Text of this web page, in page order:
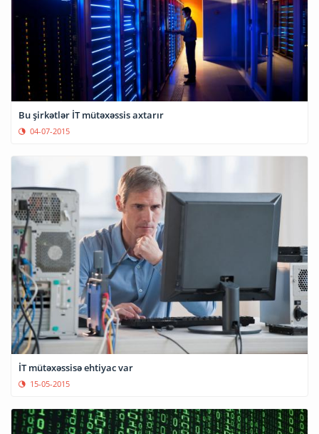
Bu şirkətlər İT mütəxəssis axtarır
04-07-2015
İT mütəxəssisə ehtiyac var
15-05-2015